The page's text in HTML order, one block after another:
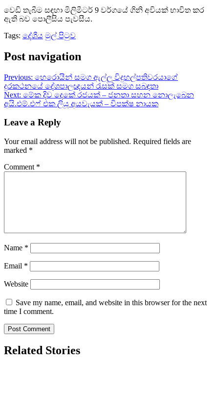
වෙඩි තැබීම සඳහා මිලිමීටර් 9 වර්ගයේ ගිනි අවියක් භාවිත කර
ඇති බව පොලීසිය පැවසීය.
Tags: දේශීය මුල් පිටුව
Post navigation
Previous: හෙරොයින් සමග ඇල්ලූ විදුහල්පතිවරයාගේ
දුරකථනයේ දේශපාලඥයන් රැසක් සමග සබඳතා
Next: මේක දිව දෙකේ රජයක් – ජනතා සහන නොලැබෙන
අයි.එම්.එෆ් එක ලියූ අයවැයක් – විපක්ෂ නායක
Leave a Reply
Your email address will not be published. Required fields are
marked *
Comment *
Name *
Email *
Website
Save my name, email, and website in this browser for the next
time I comment.
Related Stories